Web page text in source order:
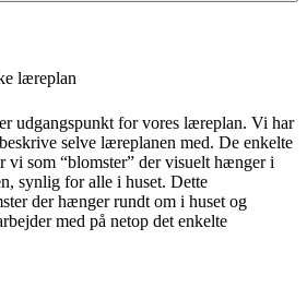
læreplan
udgangspunkt for vores læreplan. Vi har
selve læreplanen med. De enkelte
vi som “blomster” der visuelt hænger i
synlig for alle i huset. Dette
der hænger rundt om i huset og
med på netop det enkelte